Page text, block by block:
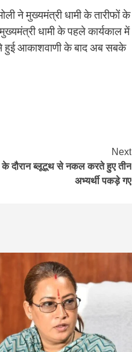
ने मुख्यमंत्री धामी के तारीफों के
धामी के पहले कार्यकाल में
हुई आकाशवाणी के बाद अब सबके
Next
के दौरान ब्लूटूथ से नकल करते हुए तीन
अभ्यर्थी पकड़े गए